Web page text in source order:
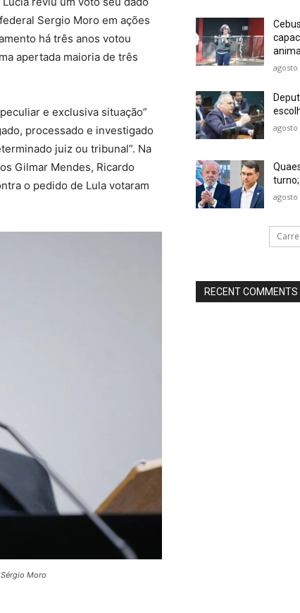
Sergio Moro em ações
há três anos votou
apertada maioria de três
e exclusiva situação”
processado e investigado
juiz ou tribunal”. Na
Gilmar Mendes, Ricardo
o pedido de Lula votaram
Moro
agosto
agosto
agosto
RECENT COMMENTS